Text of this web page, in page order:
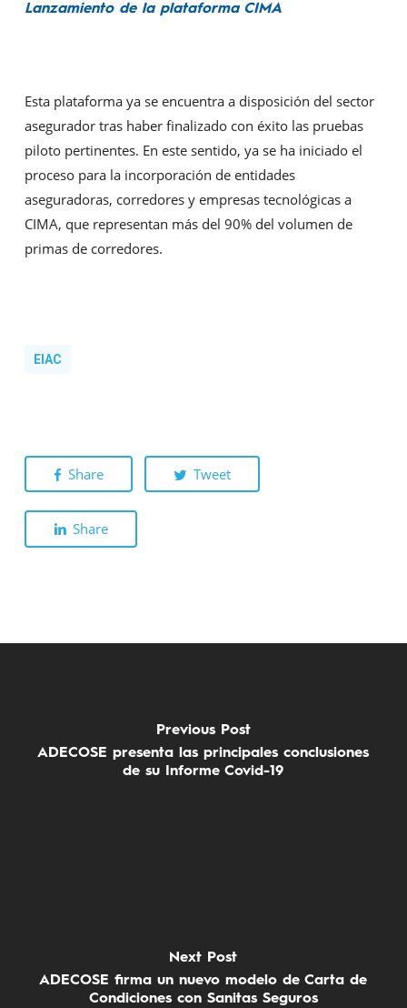
Lanzamiento de la plataforma CIMA
Esta plataforma ya se encuentra a disposición del sector
asegurador tras haber finalizado con éxito las pruebas
piloto pertinentes. En este sentido, ya se ha iniciado el
proceso para la incorporación de entidades
aseguradoras, corredores y empresas tecnológicas a
CIMA, que representan más del 90% del volumen de
primas de corredores.
EIAC
Share Tweet
Share
Previous Post
ADECOSE presenta las principales conclusiones
de su Informe Covid-19
Next Post
ADECOSE firma un nuevo modelo de Carta de
Condiciones con Sanitas Seguros